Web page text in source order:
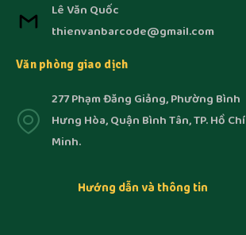
Lê Văn Quốc
thienvanbarcode@gmail.com
Văn phòng giao dịch
277 Phạm Đăng Giảng, Phường Bình
Hưng Hòa, Quận Bình Tân, TP. Hồ Chí
Minh.
Hướng dẫn và thông tin